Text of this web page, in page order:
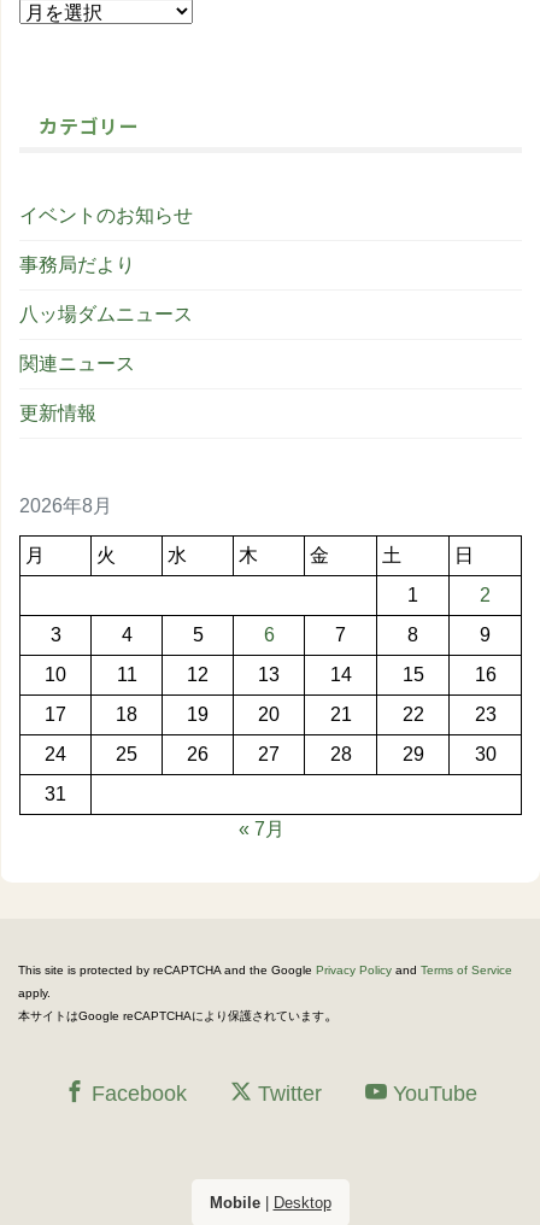
カテゴリー
イベントのお知らせ
事務局だより
八ッ場ダムニュース
関連ニュース
更新情報
2026年8月
月 火 水 木 金 土
日
1
2
3
4 5 6 7 8
9
10
11 12 13 14 15
16
17
18 19 20 21 22
23
24
25 26 27 28 29
30
31
« 7月
This site is protected by reCAPTCHA and the Google Privacy Policy and Terms of Service
apply.
本サイトはGoogle reCAPTCHAにより保護されています。
Facebook Twitter YouTube
Mobile| Desktop